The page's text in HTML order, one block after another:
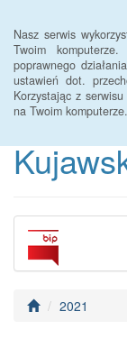
Nasz serwis
Twoim
poprawnego
ustawień dot.
Korzystając z
na Twoim komputerze.
BIP
2021